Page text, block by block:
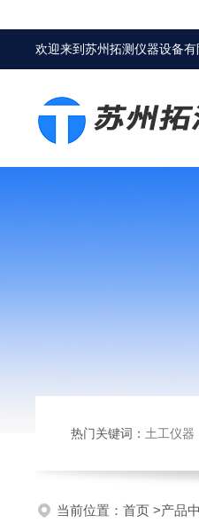
欢迎来到苏州拓测仪器设备有
热门关键词： 土工仪器
当前位置： 首页 >产品